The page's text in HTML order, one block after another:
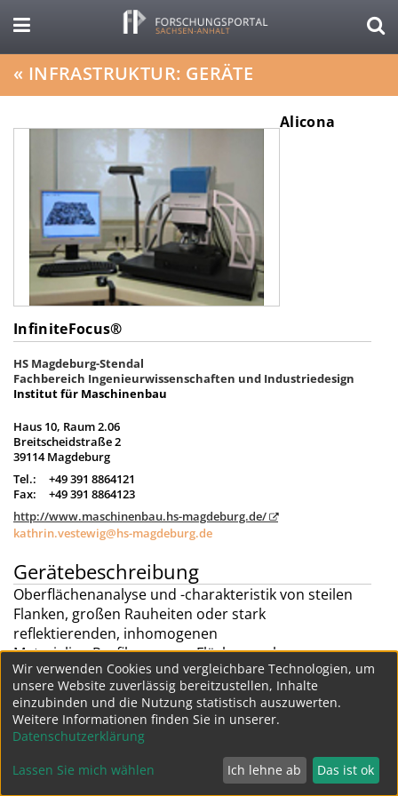
« INFRASTRUKTUR: GERÄTE
Alicona
InfiniteFocus®
HS Magdeburg-Stendal
Fachbereich Ingenieurwissenschaften und Industriedesign
Institut für Maschinenbau
Haus 10, Raum 2.06
Breitscheidstraße 2
39114 Magdeburg
Tel.:
+49 391 8864121
Fax:
+49 391 8864123
http://www.maschinenbau.hs-magdeburg.de/
kathrin.vestewig@hs-magdeburg.de
Gerätebeschreibung
Oberflächenanalyse und -charakteristik von steilen
Flanken, großen Rauheiten oder stark
reflektierenden, inhomogenen
Materialien,Profilmessung, Flächenanalyse,
Formmessung, Volumenanalyse, 2D-Bildmessung
Weitere Geräte dieser Struktur
Datenschutz
Wir verwenden Cookies und vergleichbare Technologien, um
unsere Website zuverlässig bereitzustellen, Inhalte
einzubinden und die Nutzung statistisch auszuwerten.
Weitere Informationen finden Sie in unserer.
Datenschutzerklärung
Lassen Sie mich wählen Ich lehne ab Das ist ok